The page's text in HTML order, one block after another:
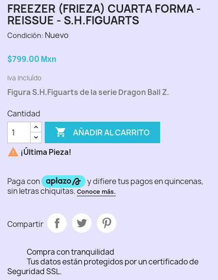
FREEZER (FRIEZA) CUARTA FORMA -
REISSUE - S.H.FIGUARTS
Condición: Nuevo
$799.00 Mxn
Iva Incluído
Figura S.H.Figuarts de la serie Dragon Ball Z.
Cantidad
 AÑADIR AL CARRITO
 ¡Última Pieza!
Compartir
Compra con tranquilidad
Tus datos están protegidos por un certificado de
Seguridad SSL.